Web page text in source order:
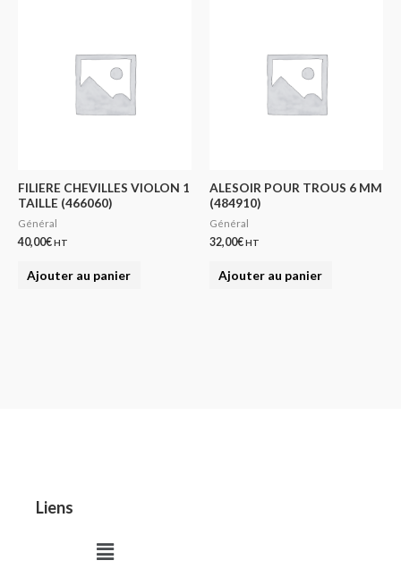
FILIERE CHEVILLES VIOLON 1
TAILLE (466060)
Général
40,00€HT
Ajouter au panier
ALESOIR POUR TROUS 6 MM
(484910)
Général
32,00€HT
Ajouter au panier
Liens
Menu